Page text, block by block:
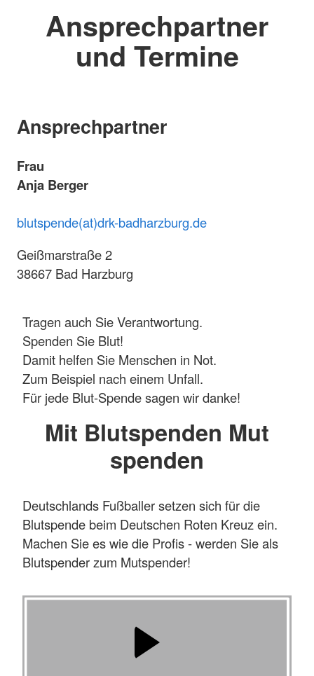
Ansprechpartner
und Termine
Ansprechpartner
Frau
Anja Berger
blutspende(at)drk-badharzburg.de
Geißmarstraße 2
38667 Bad Harzburg
Tragen auch Sie Verantwortung.
Spenden Sie Blut!
Damit helfen Sie Menschen in Not.
Zum Beispiel nach einem Unfall.
Für jede Blut-Spende sagen wir danke!
Mit Blutspenden Mut
spenden
Deutschlands Fußballer setzen sich für die
Blutspende beim Deutschen Roten Kreuz ein.
Machen Sie es wie die Profis - werden Sie als
Blutspender zum Mutspender!